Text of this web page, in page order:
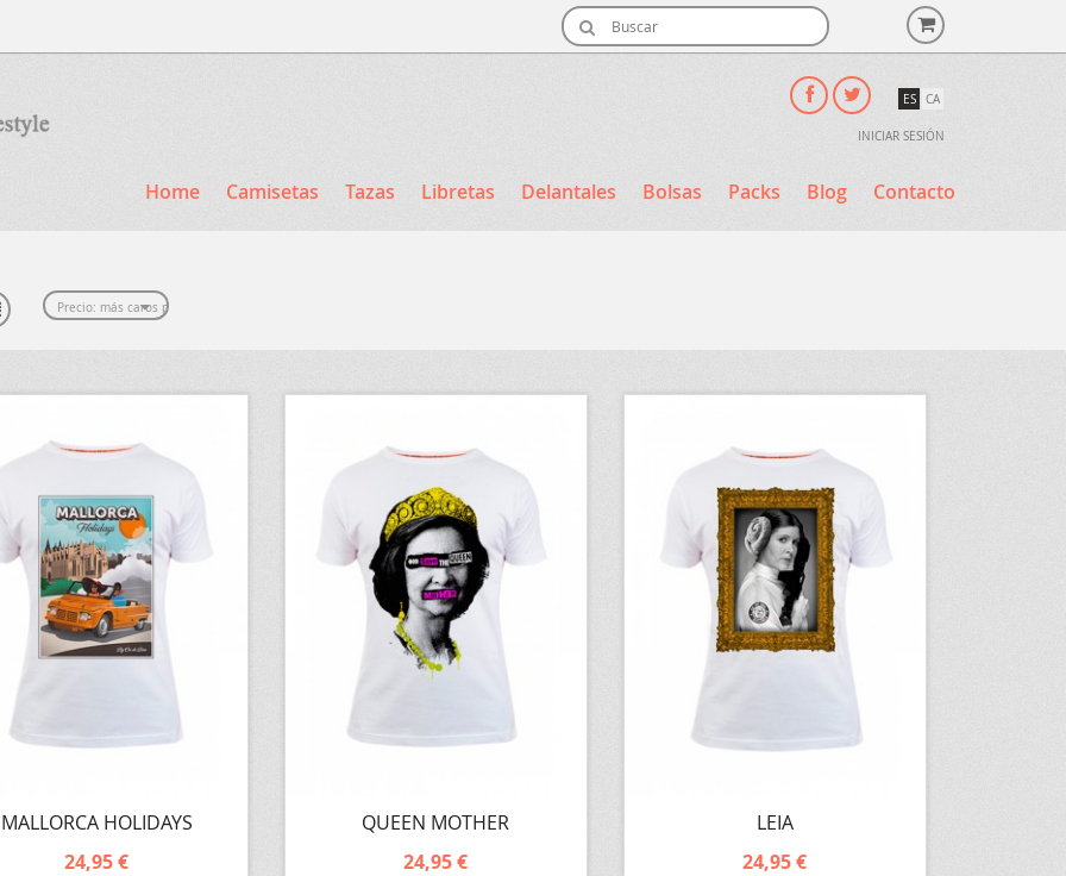
ES CA
INICIAR SESIÓN
Home Camisetas Tazas Libretas Delantales Bolsas Packs Blog Contacto
MALLORCA HOLIDAYS
24,95 €
QUEEN MOTHER
24,95 €
LEIA
24,95 €